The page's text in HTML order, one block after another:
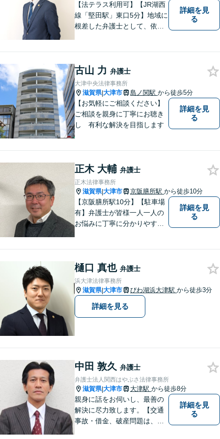
【法テラス利用可】【JR湖西
線「堅田駅」東口5分】地域に
根差した弁護士として、依頼
ます。弁護士に依頼するのは
敷居が高いとお考えの方も、
まずは一度ご相談ください。
詳細を見
る
古山 力 弁護士
大津中央法律事務所
滋賀県|大津市 島ノ関駅 から徒歩5分
【お気軽にご相談ください】
ご相談を親身に丁寧にお聴き
し 有利な解決を目指します
詳細を見
る
正木 大輔 弁護士
正木法律事務所
滋賀県|大津市 京阪膳所駅 から徒歩10分
【京阪膳所駅10分】【駐車場
有】弁護士が皆様一人一人の
お悩みに丁寧に分かりやすく
進できることがございます。
どうぞ当事務所にご相談くだ
さい。
詳細を見
る
樋口 真也 弁護士
浜大津法律事務所
滋賀県|大津市 びわ湖浜大津駅 から徒歩3分
詳細を見る
中田 敦久 弁護士
弁護士法人関西はやぶさ法律事務所
滋賀県|大津市 大津駅 から徒歩8分
親身に話をお伺いし、最善の
解決に尽力致します。【交通
事故・借金、破産問題は、初
詳細を見
る